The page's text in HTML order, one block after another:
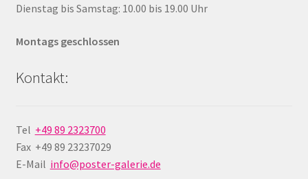
Dienstag bis Samstag: 10.00 bis 19.00 Uhr
Montags geschlossen
Kontakt:
Tel +49 89 2323700
Fax +49 89 23237029
E-Mail info@poster-galerie.de